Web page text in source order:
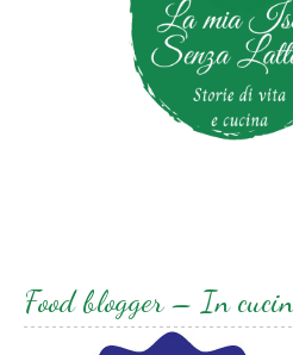
Food blogger – In